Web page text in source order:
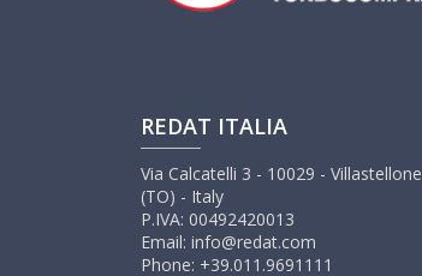
REDAT ITALIA
Via Calcatelli 3 - 10029 - Villastellone
(TO) - Italy
P.IVA: 00492420013
Email: info@redat.com
Phone: +39.011.9691111